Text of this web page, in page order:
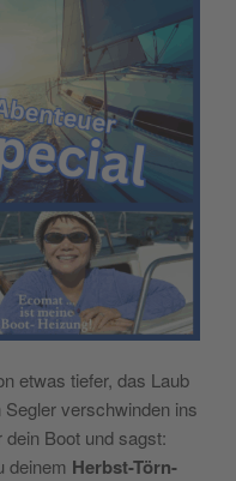
etwas tiefer, das Laub
verschwinden ins
Boot und sagst:
deinem Herbst-Törn-